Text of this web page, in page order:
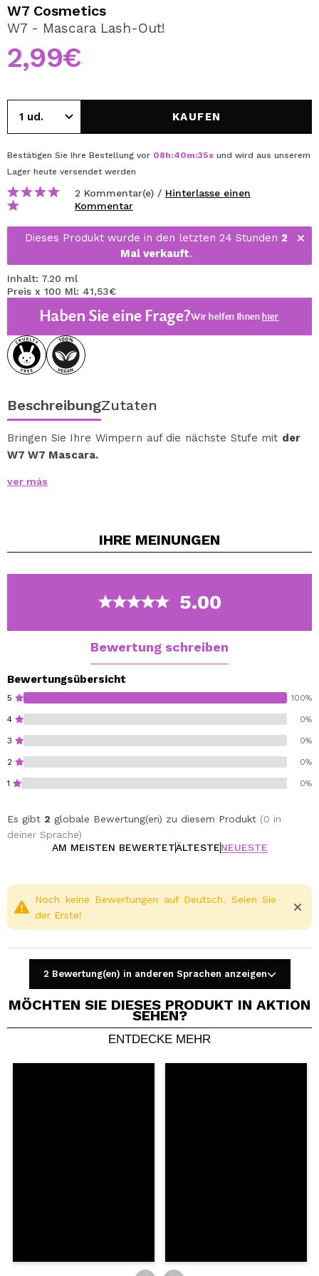
REGISTRIEREN
Durch die Erstellung eines Kontos bei Maquillalia.de
können Sie Ihre Einkäufe schnell tätigen, den Status Ihrer
W7 Cosmetics
W7 - Mascara Lash-Out!
2,99€
KAUFEN
Bestätigen Sie Ihre Bestellung vor 08h:40m:34s und wird aus unserem
Lager heute versendet werden
2 Kommentar(e) / Hinterlasse einen
Kommentar
Dieses Produkt wurde in den letzten 24 Stunden 2
Mal verkauft.
Inhalt: 7.20 ml
Preis x 100 Ml: 41,53€
Haben Sie eine Frage?Wir helfen Ihnenhier
BeschreibungZutaten
Bringen Sie Ihre Wimpern auf die nächste Stufe mit der
W7 W7 Mascara.
angereichert, um Ihre Wimpern zu pflegen und weich zu
Sein exklusiver, flexibler, konischer Pinsel sorgt für ein
unglaubliches Volumen und Länge.
Flexible, konische Bürste: Die schmale Spitze
und äußeren Ecken, während das breitere Ende
Pflegeformel: Angereichert mit
Bambusblattextrakt, um Ihre Wimpern zu nähren
und weich zu machen.
Intensives Tiefschwarz: Für definierte, effektvolle
Wimpern.
verleiht ihr Fülle, vom Ansatz bis zur Spitze.
Cruelty free.
Vegan.
ver más
IHRE MEINUNGEN
5.00
Bewertung schreiben
Bewertungsübersicht
5 100%
4 0%
3 0%
2 0%
1 0%
Es gibt 2 globale Bewertung(en) zu diesem Produkt (0 in
deiner Sprache)
AM MEISTEN BEWERTETÄLTESTENEUESTE
Ein Video oder Foto teilen
Dein Video könnte das erste sein. Stell es dir vor...
Noch keine Bewertungen auf Deutsch. Seien Sie
der Erste!
2 Bewertung(en) in anderen Sprachen anzeigen
MÖCHTEN SIE DIESES PRODUKT IN AKTION
SEHEN?
ENTDECKE MEHR